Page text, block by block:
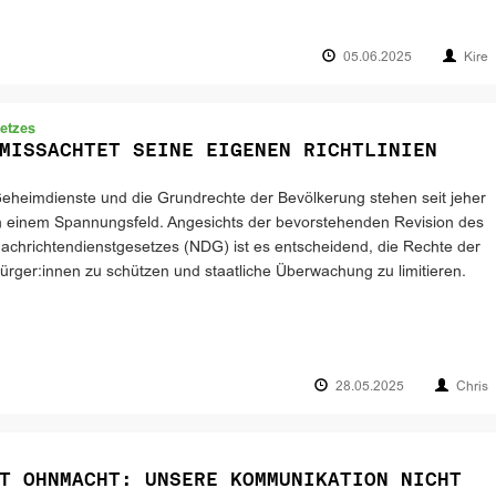
05.06.2025 Kire
SEINE EIGENEN RICHTLINIEN
und die Grundrechte der Bevölkerung stehen seit jeher
einem Spannungsfeld. Angesichts der bevorstehenden Revision des
(NDG) ist es entscheidend, die Rechte der
zu schützen und staatliche Überwachung zu limitieren.
28.05.2025 Chris
OHNMACHT: UNSERE KOMMUNIKATION NICHT